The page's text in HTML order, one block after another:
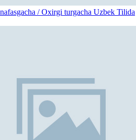
/ Oxirgi turgacha Uzbek Tilida